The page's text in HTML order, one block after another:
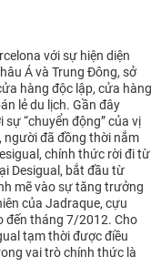
với sự hiện diện
Á và Trung Đông, sở
hàng độc lập, cửa hàng
lẻ du lịch. Gần đây
“chuyển động” của vị
người đã đồng thời nắm
chính thức rời đi từ
Desigual, bắt đầu từ
mẽ vào sự tăng trưởng
của Jadraque, cựu
đến tháng 7/2012. Cho
tạm thời được điều
vai trò chính thức là